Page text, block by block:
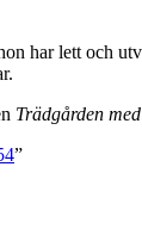
har lett och
Trädgården
”